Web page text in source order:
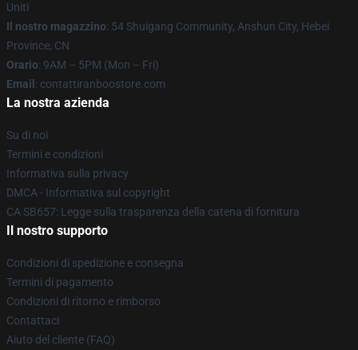
Uniti
Il nostro magazzino: 54 Shuigang Community, Anshun City, Hebei
Province, CN
Orario: 9AM – 5PM (Mon – Fri)
Email : contattiranboostore.com
La nostra azienda
Su di noi
Termini e condizioni
Informativa sulla privacy
DMCA - Informativa sul copyright
CA SB657: Legge sulla trasparenza della catena di fornitura
Il nostro supporto
Condizioni di spedizione e consegna
Termini di pagamento
Condizioni di ritorno e rimborso
Contattaci
Aiuto del cliente (FAQ)